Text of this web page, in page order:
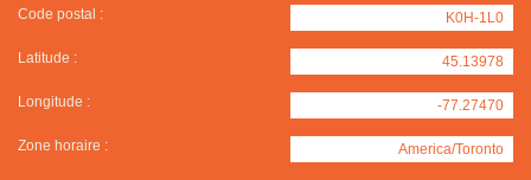
Code postal : K0H-1L0
Latitude : 45.13978
Longitude : -77.27470
Zone horaire : America/Toronto